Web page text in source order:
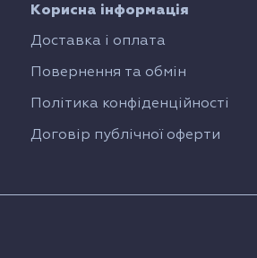
Корисна інформація
Доставка і оплата
Повернення та обмін
Політика конфіденційності
Договір публічної оферти